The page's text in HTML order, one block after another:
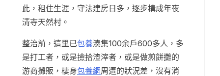
此，租住生涯，守法建房日多，逐步構成年夜
清寺天然村。
整治前，這里已包養湊集100余戶600多人，多
是打工者，或是撿拾渣滓者，或是做煎餅攤的
游商攤販，棲身包養網周遭的狀況差，沒有消